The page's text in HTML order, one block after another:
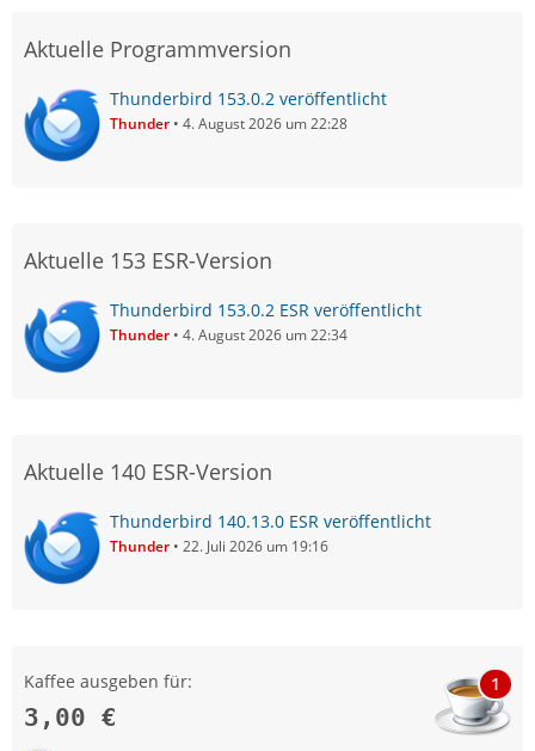
Aktuelle Programmversion
Thunderbird 153.0.2 veröffentlicht
Thunder 4. August 2026 um 22:28
Aktuelle 153 ESR-Version
Thunderbird 153.0.2 ESR veröffentlicht
Thunder 4. August 2026 um 22:34
Aktuelle 140 ESR-Version
Thunderbird 140.13.0 ESR veröffentlicht
Thunder 22. Juli 2026 um 19:16
Kaffee ausgeben für:
3,00 €
1